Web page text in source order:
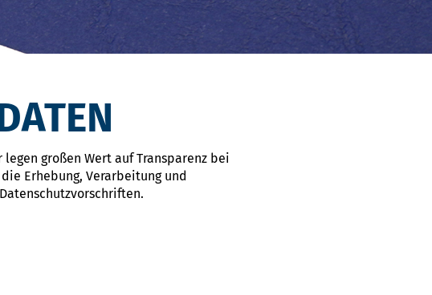
großen Wert auf Transparenz bei
Erhebung, Verarbeitung und